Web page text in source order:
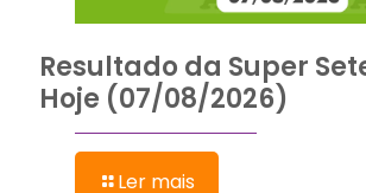
Resultado da Super
Hoje (07/08/2026)
Ler mais